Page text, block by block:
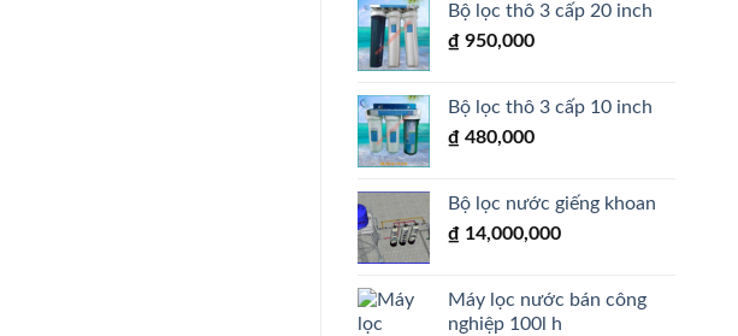
Bộ lọc thô 3 cấp 20 inch
₫ 950,000
Bộ lọc thô 3 cấp 10 inch
₫ 480,000
Bộ lọc nước giếng khoan
₫ 14,000,000
Máy lọc nước bán công
nghiệp 100l h